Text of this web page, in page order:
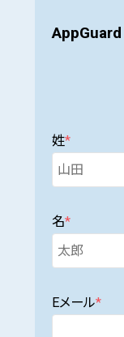
姓*
名*
Eメール*